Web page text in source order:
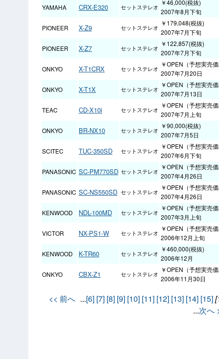
YAMAHA
CRX-E320 セットステレオ
￥46,000(税抜)
2007年8月下旬
PIONEER
X-Z9 セットステレオ
￥179,048(税抜)
2007年7月下旬
PIONEER
X-Z7 セットステレオ
￥122,857(税抜)
2007年7月下旬
ONKYO
X-T1CRX セットステレオ
￥OPEN（予想実売
2007年7月20日
ONKYO
X-T1X セットステレオ
￥OPEN（予想実売
2007年7月13日
TEAC
CD-X10i セットステレオ
￥OPEN（予想実売
2007年7月上旬
ONKYO
BR-NX10 セットステレオ
￥90,000(税抜)
2007年7月5日
SCITEC
TUC-350SD セットステレオ
￥OPEN（予想実売
2007年6月下旬
PANASONIC SC-PM770SD セットステレオ
￥OPEN（予想実売
2007年4月26日
PANASONIC SC-NS550SD セットステレオ
￥OPEN（予想実売
2007年4月26日
KENWOOD
NDL-100MD セットステレオ
￥OPEN（予想実売
2007年3月上旬
VICTOR
NX-PS1-W セットステレオ
￥OPEN（予想実売
2006年12月上旬
KENWOOD
K-TR60 セットステレオ
￥460,000(税抜)
2006年12月
ONKYO
CBX-Z1 セットステレオ
￥OPEN（予想実売
2006年11月30日
<< 前へ ...[6] [7] [8] [9] [10] [11] [12] [13] [14] [15]
...次へ